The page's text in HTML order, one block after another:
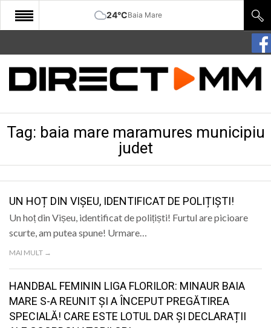
24°CBaia Mare
START
COMUNITATE
CULTURA
SANATATE
SPORT
SPECIAL
POLITIC
LIFE
Tag: baia mare maramures municipiu
judet
UN HOȚ DIN VIȘEU, IDENTIFICAT DE POLIȚIȘTI!
Un hoț din Vișeu, identificat de polițiști! Furtul are picioare
scurte, am putea spune! Urmare…
MAI MULT →
HANDBAL FEMININ LIGA FLORILOR: MINAUR BAIA
MARE S-A REUNIT ȘI A ÎNCEPUT PREGĂTIREA
SPECIALĂ! CARE ESTE LOTUL DAR ȘI DECLARAȚII